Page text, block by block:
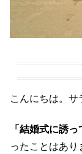
こんにちは。サ
「結婚式に誘
ったことはあり